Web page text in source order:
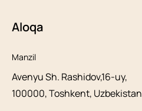
Aloqa
Manzil
Avenyu Sh. Rashidov,16-uy,
100000, Toshkent, Uzbekistan